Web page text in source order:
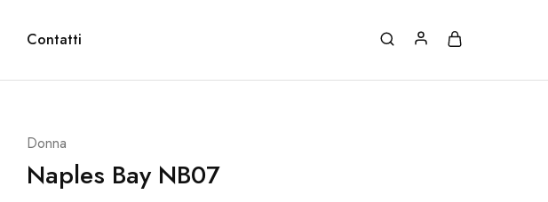
Contatti
Donna
Naples Bay NB07